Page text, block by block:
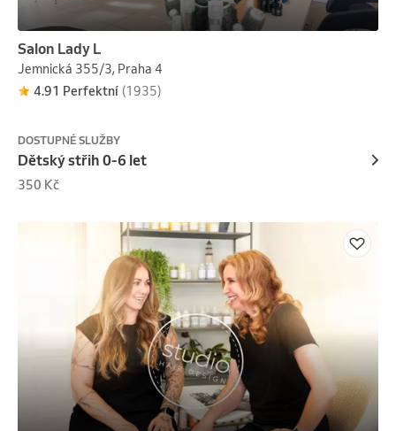
Salon Lady L
Jemnická 355/3, Praha 4
4.91 Perfektní (1935)
DOSTUPNÉ SLUŽBY
Dětský střih 0-6 let
350 Kč